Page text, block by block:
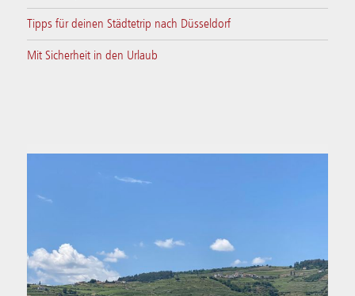
Tipps für deinen Städtetrip nach Düsseldorf
Mit Sicherheit in den Urlaub